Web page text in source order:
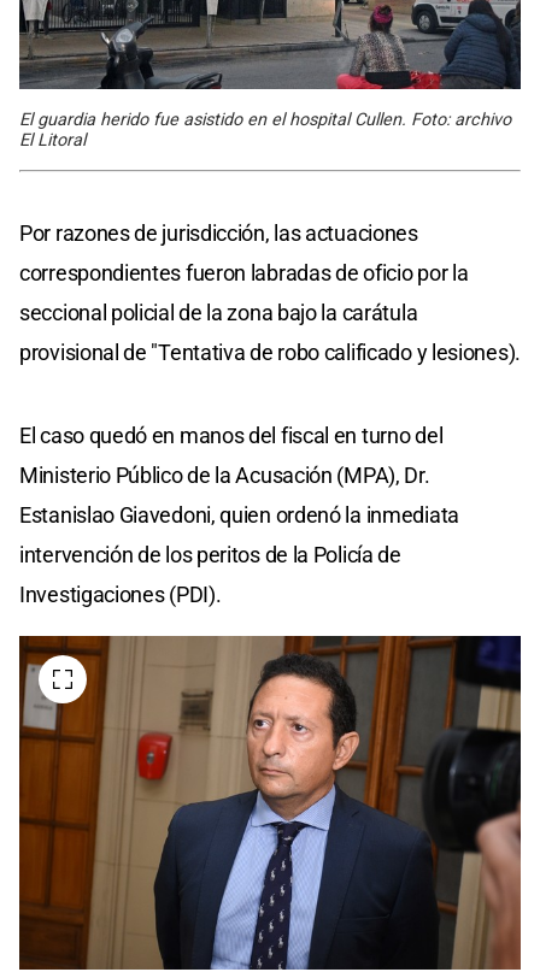
El guardia herido fue asistido en el hospital Cullen. Foto: archivo
El Litoral
Por razones de jurisdicción, las actuaciones
correspondientes fueron labradas de oficio por la
seccional policial de la zona bajo la carátula
provisional de "Tentativa de robo calificado y lesiones).
El caso quedó en manos del fiscal en turno del
Ministerio Público de la Acusación (MPA), Dr.
Estanislao Giavedoni, quien ordenó la inmediata
intervención de los peritos de la Policía de
Investigaciones (PDI).